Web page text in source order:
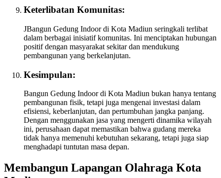
Keterlibatan Komunitas:
JBangun Gedung Indoor di Kota Madiun seringkali terlibat
dalam berbagai inisiatif komunitas. Ini menciptakan hubungan
positif dengan masyarakat sekitar dan mendukung
pembangunan yang berkelanjutan.
Kesimpulan:
Bangun Gedung Indoor di Kota Madiun bukan hanya tentang
pembangunan fisik, tetapi juga mengenai investasi dalam
efisiensi, keberlanjutan, dan pertumbuhan jangka panjang.
Dengan menggunakan jasa yang mengerti dinamika wilayah
ini, perusahaan dapat memastikan bahwa gudang mereka
tidak hanya memenuhi kebutuhan sekarang, tetapi juga siap
menghadapi tuntutan masa depan.
Membangun Lapangan Olahraga Kota